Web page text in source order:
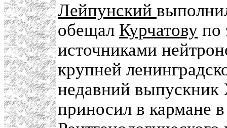
Лейпунский
обещал Курчатову по
источниками
крупней
недавний выпускник
приносил в кармане